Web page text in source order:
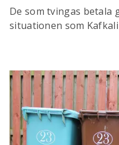
De som tvingas
situationen som